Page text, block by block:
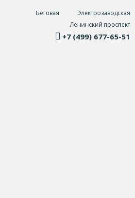
Беговая
Электрозаводская
Ленинский проспект
+7 (499) 677-65-51